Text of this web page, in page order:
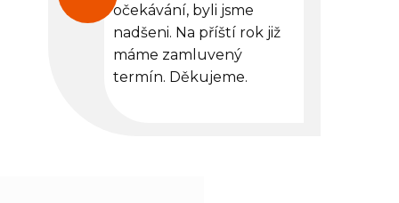
očekávání, byli jsme
nadšeni. Na příští rok již
máme zamluvený
termín. Děkujeme.